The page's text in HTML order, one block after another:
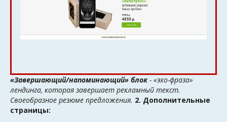
«Завершающий/напоминающий» блок- «эхо-фраза»
лендинга, которая завершает рекламный текст.
Своеобразное резюме предложения. 2. Дополнительные
страницы: